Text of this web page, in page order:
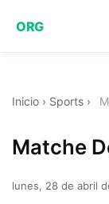
ORG
Inicio › Sports ›
Matche
lunes, 28 de abril